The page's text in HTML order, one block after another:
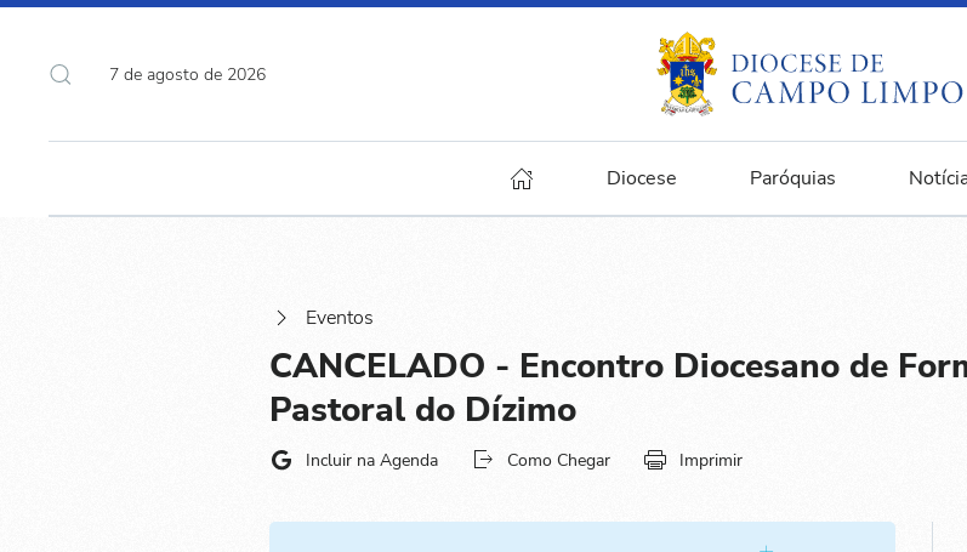
7 de agosto de 2026
Diocese Paróquias
Eventos
CANCELADO - Encontro Diocesano de
Pastoral do Dízimo
Incluir na Agenda Como Chegar Imprimir